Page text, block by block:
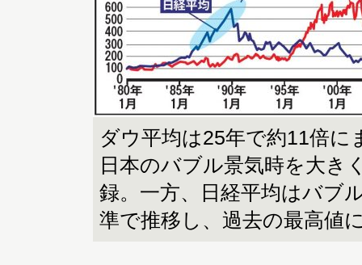
ダウ平均は25年で約11倍に
日本のバブル景気時を大き
録。一方、日経平均はバブ
準で推移し、過去の最高値